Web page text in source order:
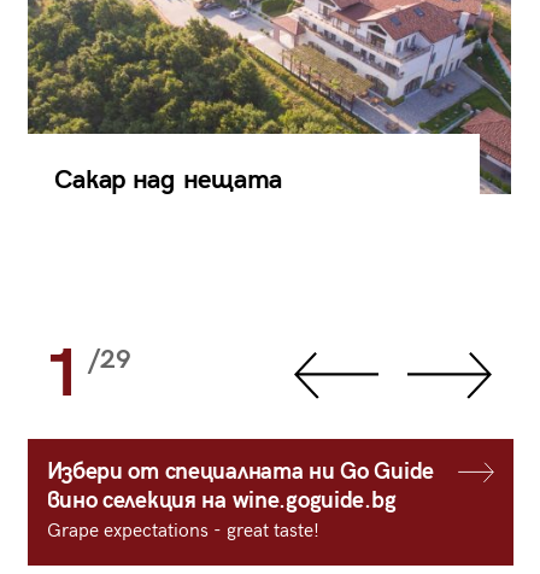
Сакар над нещата
1 /29
Избери от специалната ни Go Guide
вино селекция на wine.goguide.bg
Grape expectations - great taste!